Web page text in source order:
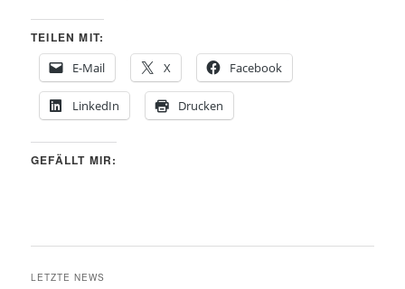
TEILEN MIT:
E-Mail
X Facebook
LinkedIn Drucken
GEFÄLLT MIR:
LETZTE NEWS